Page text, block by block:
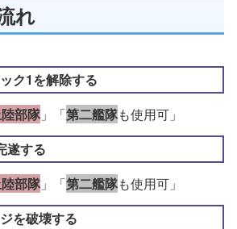
れ
ク1を解除する
部隊」「第二艦隊も使用可」
遂する
部隊」「第二艦隊も使用可」
を破壊する